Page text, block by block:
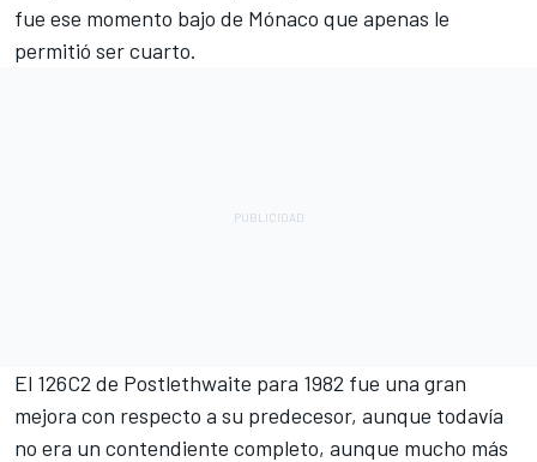
fue ese momento bajo de Mónaco que apenas le
permitió ser cuarto.
El 126C2 de Postlethwaite para 1982 fue una gran
mejora con respecto a su predecesor, aunque todavía
no era un contendiente completo, aunque mucho más